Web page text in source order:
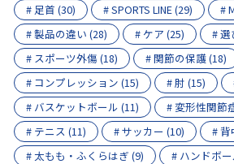
# 足首 (30)
# SPORTS LINE (29)
#
# 製品の違い (28)
# ケア (25)
# 選
# スポーツ外傷 (18)
# 関節の保護 (18)
# コンプレッション (15)
# 肘 (15)
# バスケットボール (11)
# 変形性関節
# テニス (11)
# サッカー (10)
# 背
# 太もも・ふくらはぎ (9)
# ハンドボ